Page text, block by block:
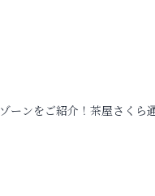
ーンをご紹介！茶屋さくら